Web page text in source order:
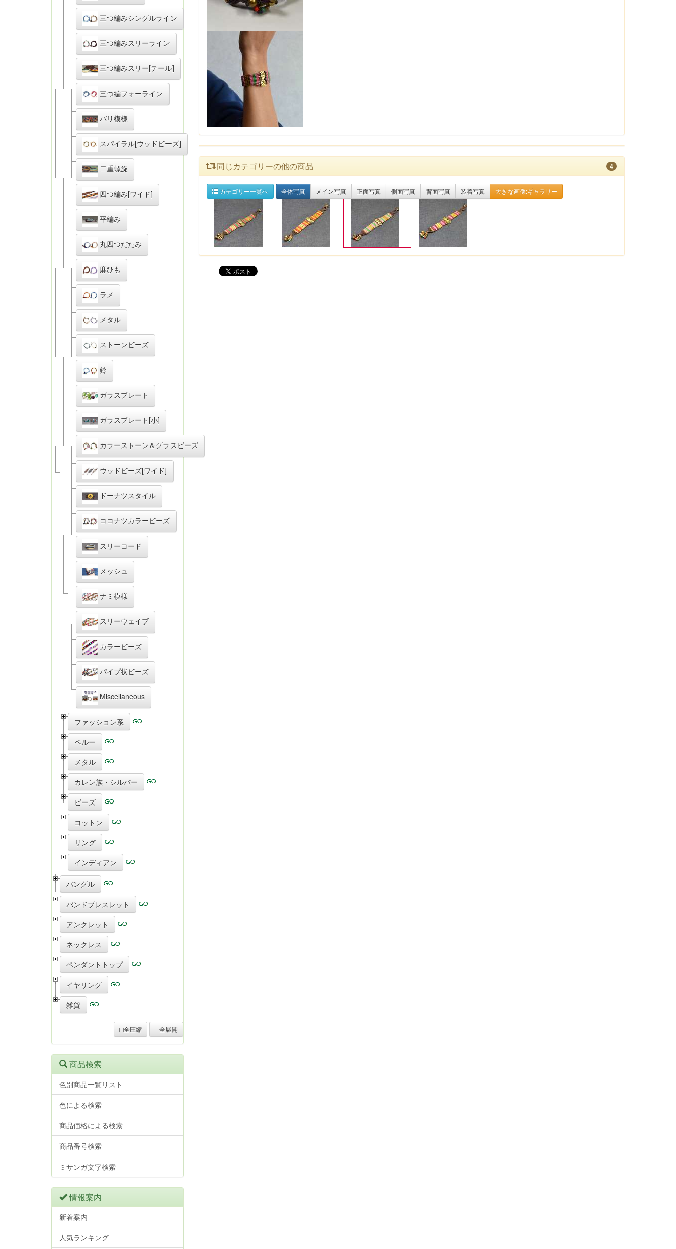
同じカテゴリーの他の商品 4
カテゴリー一覧へ 全体写真 メイン写真 正面写真 側面写真 背面写真 装着写真 大きな画像:ギャラリー
三つ編みシングルライン
三つ編みスリーライン
三つ編みスリー[テール]
三つ編フォーライン
バリ模様
スパイラル[ウッドビーズ]
二重螺旋
四つ編み[ワイド]
平編み
丸四つだたみ
麻ひも
ラメ
メタル
ストーンビーズ
鈴
ガラスプレート
ガラスプレート[小]
カラーストーン＆グラスビーズ
ウッドビーズ[ワイド]
ドーナツスタイル
ココナツカラービーズ
スリーコード
メッシュ
ナミ模様
スリーウェイブ
カラービーズ
パイプ状ビーズ
Miscellaneous
ファッション系
ペルー
メタル
カレン族・シルバー
ビーズ
コットン
リング
インディアン
バングル
バンドブレスレット
アンクレット
ネックレス
ペンダントトップ
イヤリング
雑貨
全圧縮 全展開
商品検索
色別商品一覧リスト
色による検索
商品価格による検索
商品番号検索
ミサンガ文字検索
情報案内
新着案内
人気ランキング